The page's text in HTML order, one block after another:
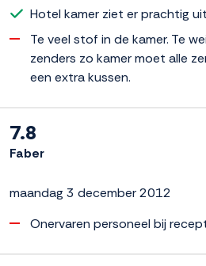
Hotel kamer ziet er prachtig
Te veel stof in de kamer. Te
zenders zo kamer moet alle
een extra kussen.
7.8
Faber
maandag 3 december 2012
Onervaren personeel bij